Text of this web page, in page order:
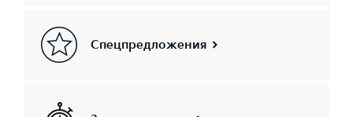
Спецпредложения